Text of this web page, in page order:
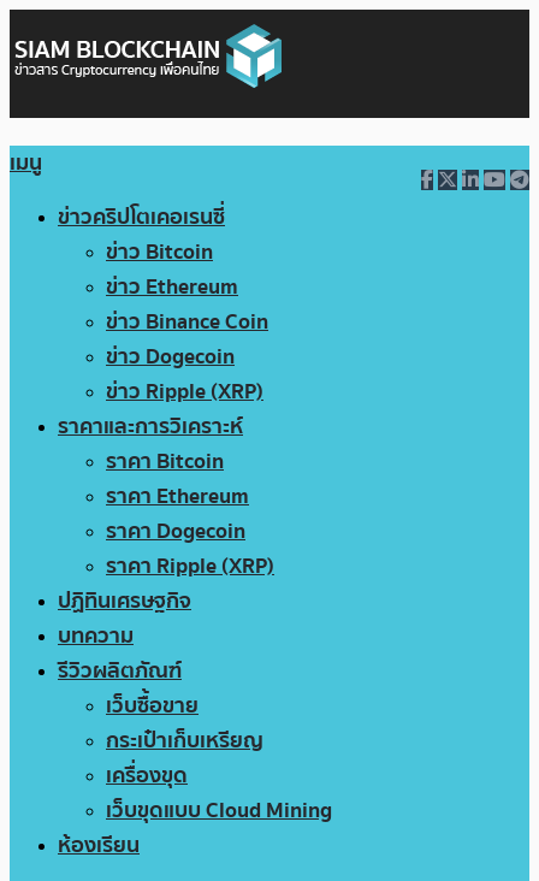
เมนู
ข่าวคริปโตเคอเรนซี่
ข่าว Bitcoin
ข่าว Ethereum
ข่าว Binance Coin
ข่าว Dogecoin
ข่าว Ripple (XRP)
ราคาและการวิเคราะห์
ราคา Bitcoin
ราคา Ethereum
ราคา Dogecoin
ราคา Ripple (XRP)
ปฏิทินเศรษฐกิจ
บทความ
รีวิวผลิตภัณฑ์
เว็บซื้อขาย
กระเป๋าเก็บเหรียญ
เครื่องขุด
เว็บขุดแบบ Cloud Mining
ห้องเรียน